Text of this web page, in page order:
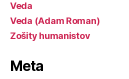
Veda
Veda (Adam Roman)
Zošity humanistov
Meta